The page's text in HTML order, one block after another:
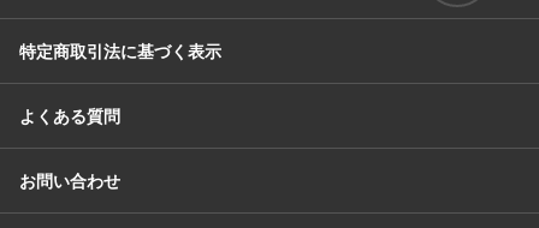
特定商取引法に基づく表示
よくある質問
お問い合わせ